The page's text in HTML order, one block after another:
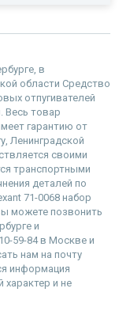
в
области Средство
отпугивателей
Весь товар
гарантию от
Ленинградской
своими
транспортными
деталей по
71-0068 набор
можете позвонить
и
59-84 в Москве и
нам на почту
информация
характер и не